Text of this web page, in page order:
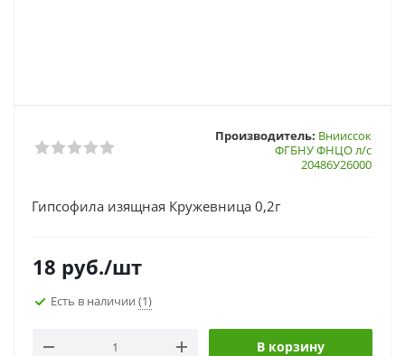
Производитель: Внииссок
ФГБНУ ФНЦО л/с
20486У26000
Гипсофила изящная Кружевница 0,2г
18 руб./шт
Есть в наличии (1)
В корзину